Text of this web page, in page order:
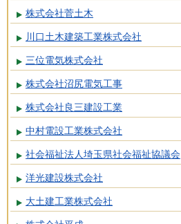
株式会社菅土木
川口土木建築工業株式会社
三位電気株式会社
株式会社沼尻電気工事
株式会社良三建設工業
中村電設工業株式会社
社会福祉法人埼玉県社会福祉協議会
洋光建設株式会社
大土建工業株式会社